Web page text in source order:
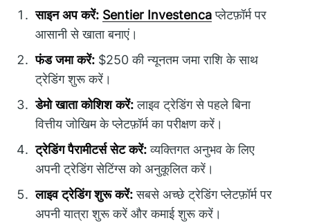
साइन अप करें: Sentier Investencaप्लेटफ़ॉर्म पर
आसानी से खाता बनाएं।
फंड जमा करें: $250 की न्यूनतम जमा राशि के साथ
ट्रेडिंग शुरू करें।
डेमो खाता कोशिश करें:लाइव ट्रेडिंग से पहले बिना
वित्तीय जोखिम के प्लेटफ़ॉर्म का परीक्षण करें।
ट्रेडिंग पैरामीटर्स सेट करें:व्यक्तिगत अनुभव के लिए
अपनी ट्रेडिंग सेटिंग्स को अनुकूलित करें।
लाइव ट्रेडिंग शुरू करें:सबसे अच्छे ट्रेडिंग प्लेटफ़ॉर्म पर
अपनी यात्रा शुरू करें और कमाई शुरू करें।